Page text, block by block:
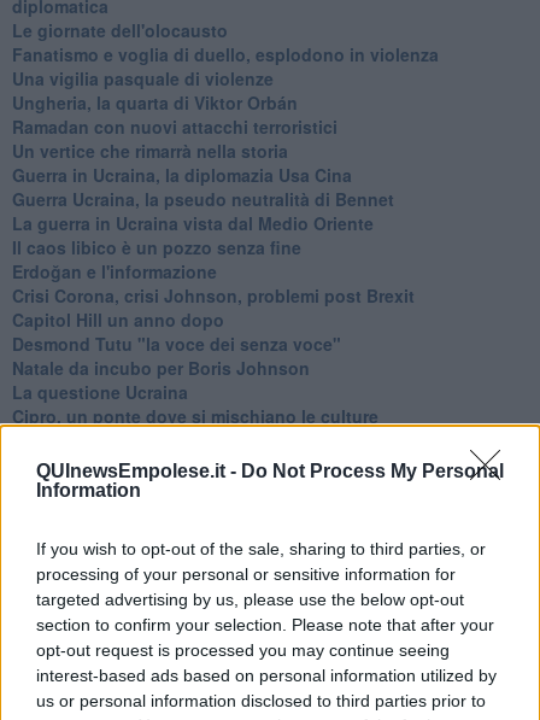
QUInewsEmpolese.it - Do Not Process My Personal
Information
If you wish to opt-out of the sale, sharing to third parties, or
processing of your personal or sensitive information for
targeted advertising by us, please use the below opt-out
section to confirm your selection. Please note that after your
opt-out request is processed you may continue seeing
interest-based ads based on personal information utilized by
us or personal information disclosed to third parties prior to
diplomatica
Le giornate dell'olocausto
Fanatismo e voglia di duello, esplodono in violenza
Una vigilia pasquale di violenze
Ungheria, la quarta di Viktor Orbán
Ramadan con nuovi attacchi terroristici
Un vertice che rimarrà nella storia
Guerra in Ucraina, la diplomazia Usa Cina
Guerra Ucraina, la pseudo neutralità di Bennet
La guerra in Ucraina vista dal Medio Oriente
​Il caos libico è un pozzo senza fine
Erdoğan e l'informazione
Crisi Corona, crisi Johnson, problemi post Brexit
Capitol Hill un anno dopo
Desmond Tutu "la voce dei senza voce"
Natale da incubo per Boris Johnson
La questione Ucraina
Cipro, un ponte dove si mischiano le culture
La questione israelo-palestinese ignorata dal G20
Erdogan continua a sfidare l'Occidente
L'AUKUS e il Quad
Biden, primo presidente USA non in guerra
Papa Bergoglio vedrà Viktor Orbán
Bennet, un giorno in attesa di Biden
Il ritorno dei talebani
​La lenta agonia del Libano
Sudafrica, è allarme alimentare